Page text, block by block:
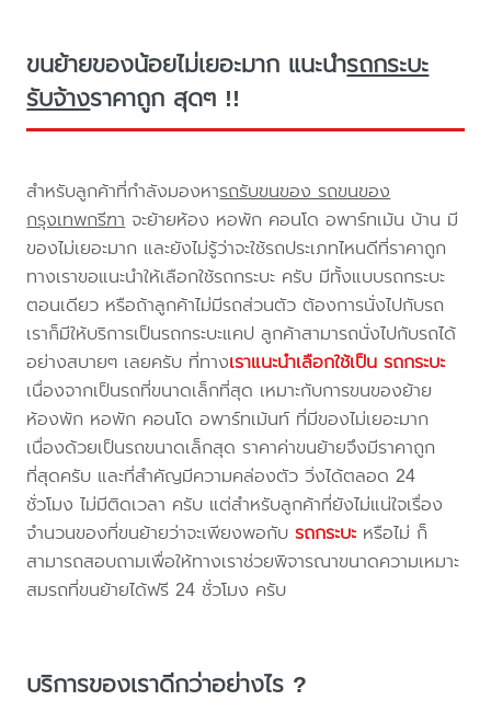
ขนย้ายของน้อยไม่เยอะมาก แนะนำรถกระบะ
รับจ้างราคาถูก สุดๆ !!
สำหรับลูกค้าที่กำลังมองหารถรับขนของ รถขนของ
กรุงเทพกรีฑา จะย้ายห้อง หอพัก คอนโด อพาร์ทเม้น บ้าน มี
ของไม่เยอะมาก และยังไม่รู้ว่าจะใช้รถประเภทไหนดีที่ราคาถูก
ทางเราขอแนะนำให้เลือกใช้รถกระบะ ครับ มีทั้งแบบรถกระบะ
ตอนเดียว หรือถ้าลูกค้าไม่มีรถส่วนตัว ต้องการนั่งไปกับรถ
เราก็มีให้บริการเป็นรถกระบะแคป ลูกค้าสามารถนั่งไปกับรถได้
อย่างสบายๆ เลยครับ ที่ทางเราแนะนำเลือกใช้เป็น รถกระบะ
เนื่องจากเป็นรถที่ขนาดเล็กที่สุด เหมาะกับการขนของย้าย
ห้องพัก หอพัก คอนโด อพาร์ทเม้นท์ ที่มีของไม่เยอะมาก
เนื่องด้วยเป็นรถขนาดเล็กสุด ราคาค่าขนย้ายจึงมีราคาถูก
ที่สุดครับ และที่สำคัญมีความคล่องตัว วิ่งได้ตลอด 24
ชั่วโมง ไม่มีติดเวลา ครับ แต่สำหรับลูกค้าที่ยังไม่แน่ใจเรื่อง
จำนวนของที่ขนย้ายว่าจะเพียงพอกับรถกระบะ หรือไม่ ก็
สามารถสอบถามเพื่อให้ทางเราช่วยพิจารณาขนาดความเหมาะ
สมรถที่ขนย้ายได้ฟรี 24 ชั่วโมง ครับ
บริการของเราดีกว่าอย่างไร ?